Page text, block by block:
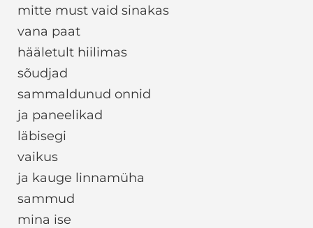
mitte must vaid sinakas
vana paat
hääletult hiilimas
sõudjad
sammaldunud onnid
ja paneelikad
läbisegi
vaikus
ja kauge linnamüha
sammud
mina ise